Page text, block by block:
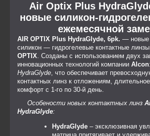
Air Optix Plus
новые силикон-
ежемесячной
AIR OPTIX Plus HydraGlyde, 6pk. —
силикон — гидрогелевые контактные
OPTIX. Созданы с использованием двух
инновационных технологий компании Alcon:
HydraGlyde, что обеспечивает
контактных линз к отложениям,
комфорт с 1-го по 30-й день.
Особености новых контактных линз
HydraGlyde:
HydraGlyde – эксклюзивная